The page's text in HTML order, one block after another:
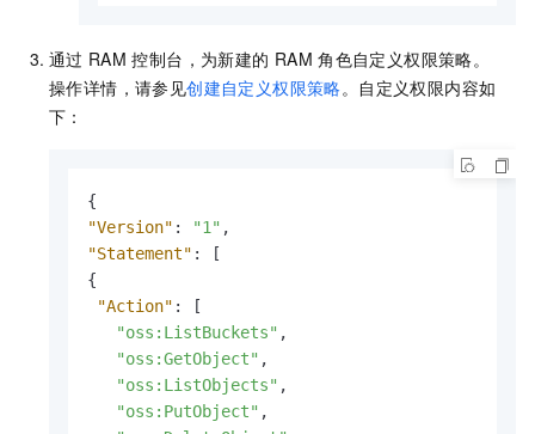
通过 RAM 控制台，为新建的 RAM 角色自定义权限策略。
操作详情，请参见创建自定义权限策略。自定义权限内容如
下：
{
"Version" : "1" ,
"Statement" :
[
{
"Action" :
[
"oss:ListBuckets" ,
"oss:GetObject" ,
"oss:ListObjects" ,
"oss:PutObject" ,